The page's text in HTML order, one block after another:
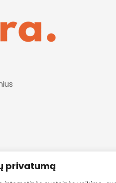
privatumą